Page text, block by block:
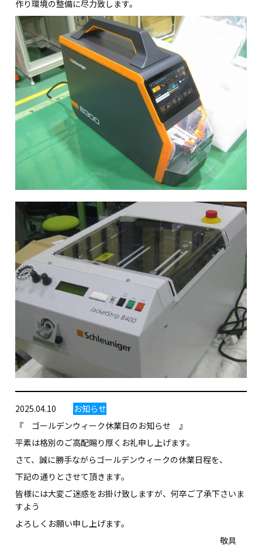
作り環境の整備に尽力致します。
2025.04.10
お知らせ
『 ゴールデンウィーク休業日のお知らせ 』
平素は格別のご高配賜り厚くお礼申し上げます。
さて、誠に勝手ながらゴールデンウィークの休業日程を、
下記の通りとさせて頂きます。
皆様には大変ご迷惑をお掛け致しますが、何卒ご了承下さいま
すよう
よろしくお願い申し上げます。
敬具